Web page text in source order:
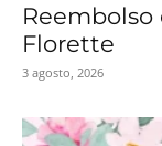
Reembolso
Florette
3 agosto, 2026